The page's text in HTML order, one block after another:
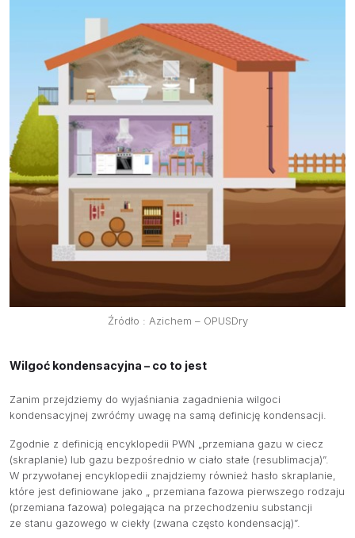
Źródło : Azichem – OPUSDry
Wilgoć kondensacyjna – co to jest
Zanim przejdziemy do wyjaśniania zagadnienia wilgoci
kondensacyjnej zwróćmy uwagę na samą definicję kondensacji.
Zgodnie z definicją encyklopedii PWN „przemiana gazu w ciecz
(skraplanie) lub gazu bezpośrednio w ciało stałe (resublimacja)”.
W przywołanej encyklopedii znajdziemy również hasło skraplanie,
które jest definiowane jako „ przemiana fazowa pierwszego rodzaju
(przemiana fazowa) polegająca na przechodzeniu substancji
ze stanu gazowego w ciekły (zwana często kondensacją)”.